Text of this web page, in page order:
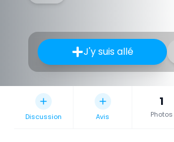
J'y suis allé
Discussion Avis
1
Photos